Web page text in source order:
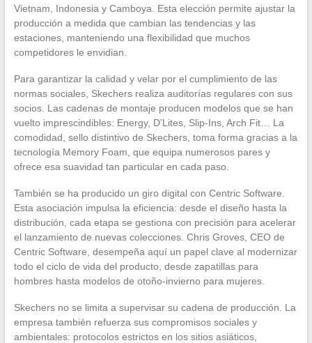
Vietnam, Indonesia y Camboya. Esta elección permite ajustar la
producción a medida que cambian las tendencias y las
estaciones, manteniendo una flexibilidad que muchos
competidores le envidian.
Para garantizar la calidad y velar por el cumplimiento de las
normas sociales, Skechers realiza auditorías regulares con sus
socios. Las cadenas de montaje producen modelos que se han
vuelto imprescindibles: Energy, D’Lites, Slip-Ins, Arch Fit… La
comodidad, sello distintivo de Skechers, toma forma gracias a la
tecnología Memory Foam, que equipa numerosos pares y
ofrece esa suavidad tan particular en cada paso.
También se ha producido un giro digital con Centric Software.
Esta asociación impulsa la eficiencia: desde el diseño hasta la
distribución, cada etapa se gestiona con precisión para acelerar
el lanzamiento de nuevas colecciones. Chris Groves, CEO de
Centric Software, desempeña aquí un papel clave al modernizar
todo el ciclo de vida del producto, desde zapatillas para
hombres hasta modelos de otoño-invierno para mujeres.
Skechers no se limita a supervisar su cadena de producción. La
empresa también refuerza sus compromisos sociales y
ambientales: protocolos estrictos en los sitios asiáticos,